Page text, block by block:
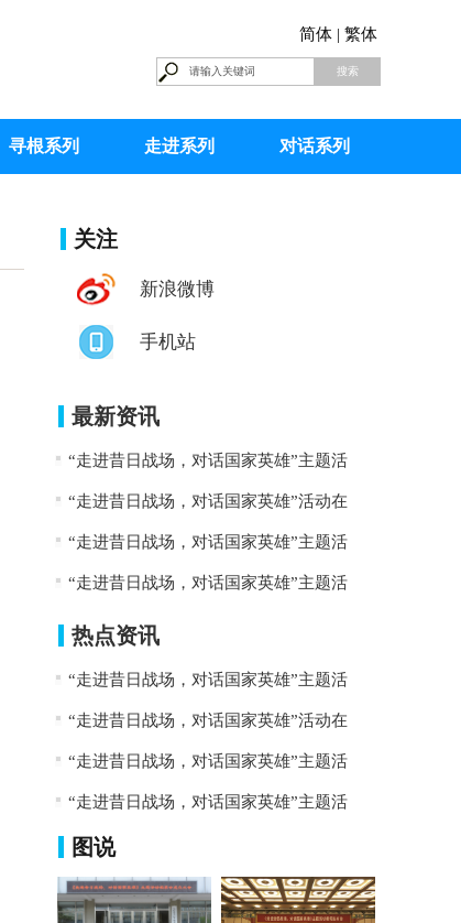
简体 | 繁体
寻根系列 走进系列 对话系列
关注
新浪微博
手机站
最新资讯
“走进昔日战场，对话国家英雄”主题活
“走进昔日战场，对话国家英雄”活动在
“走进昔日战场，对话国家英雄”主题活
“走进昔日战场，对话国家英雄”主题活
热点资讯
“走进昔日战场，对话国家英雄”主题活
“走进昔日战场，对话国家英雄”活动在
“走进昔日战场，对话国家英雄”主题活
“走进昔日战场，对话国家英雄”主题活
图说